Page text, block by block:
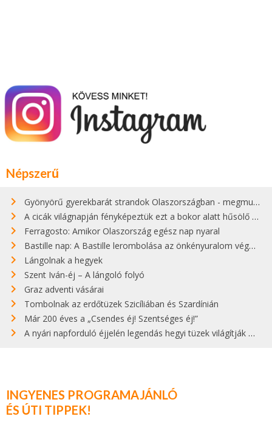
Népszerű
Gyönyörű gyerekbarát strandok Olaszországban - megmutatjuk a 15 legjobbat
A cicák világnapján fényképeztük ezt a bokor alatt hűsölő cicát Kisorosziban
Ferragosto: Amikor Olaszország egész nap nyaral
Bastille nap: A Bastille lerombolása az önkényuralom végét jelentette
Lángolnak a hegyek
Szent Iván-éj – A lángoló folyó
Graz adventi vásárai
Tombolnak az erdőtüzek Szicíliában és Szardínián
Már 200 éves a „Csendes éj! Szentséges éj!”
A nyári napforduló éjjelén legendás hegyi tüzek világítják meg Zugspitzét
INGYENES PROGRAMAJÁNLÓ
ÉS ÚTI TIPPEK!